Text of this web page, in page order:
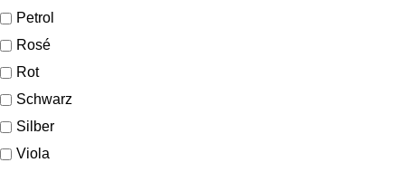
Petrol
Rosé
Rot
Schwarz
Silber
Viola